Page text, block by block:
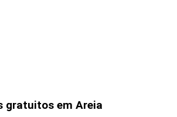
gratuitos em Areia